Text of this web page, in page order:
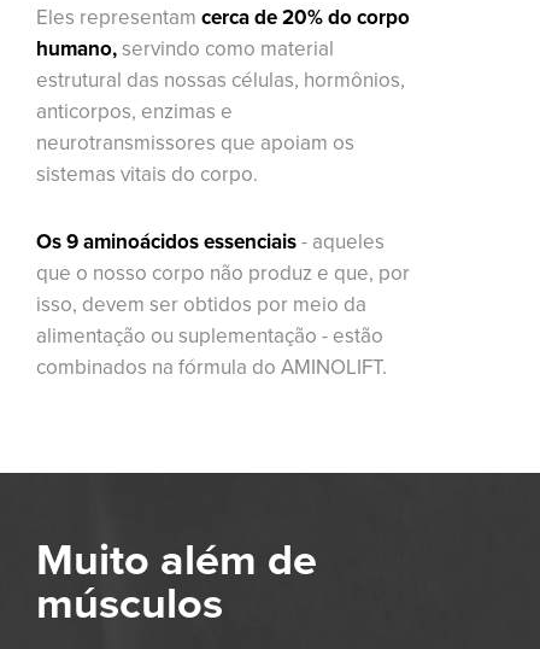
Eles representam cerca de 20% do corpo
humano,servindo como material
estrutural das nossas células, hormônios,
anticorpos, enzimas e
neurotransmissores que apoiam os
sistemas vitais do corpo.
Os 9 aminoácidos essenciais- aqueles
que o nosso corpo não produz e que, por
isso, devem ser obtidos por meio da
alimentação ou suplementação - estão
combinados na fórmula do AMINOLIFT.
Muito além de
músculos